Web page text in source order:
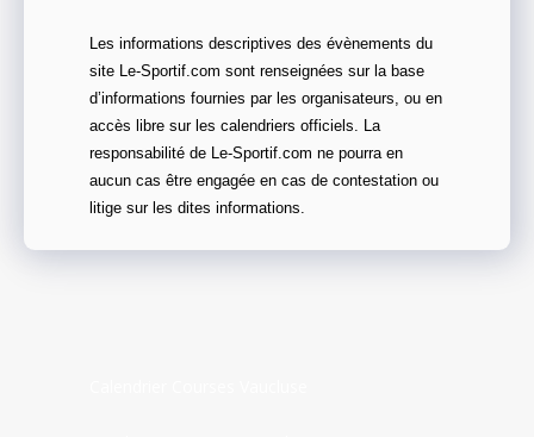
Les informations descriptives des évènements du
site Le-Sportif.com sont renseignées sur la base
d’informations fournies par les organisateurs, ou en
accès libre sur les calendriers officiels. La
responsabilité de Le-Sportif.com ne pourra en
aucun cas être engagée en cas de contestation ou
litige sur les dites informations.